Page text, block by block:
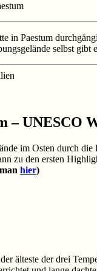
in Paestum
selbst
– UNESCO
im Osten durch
zu den ersten
hier)
älteste der drei